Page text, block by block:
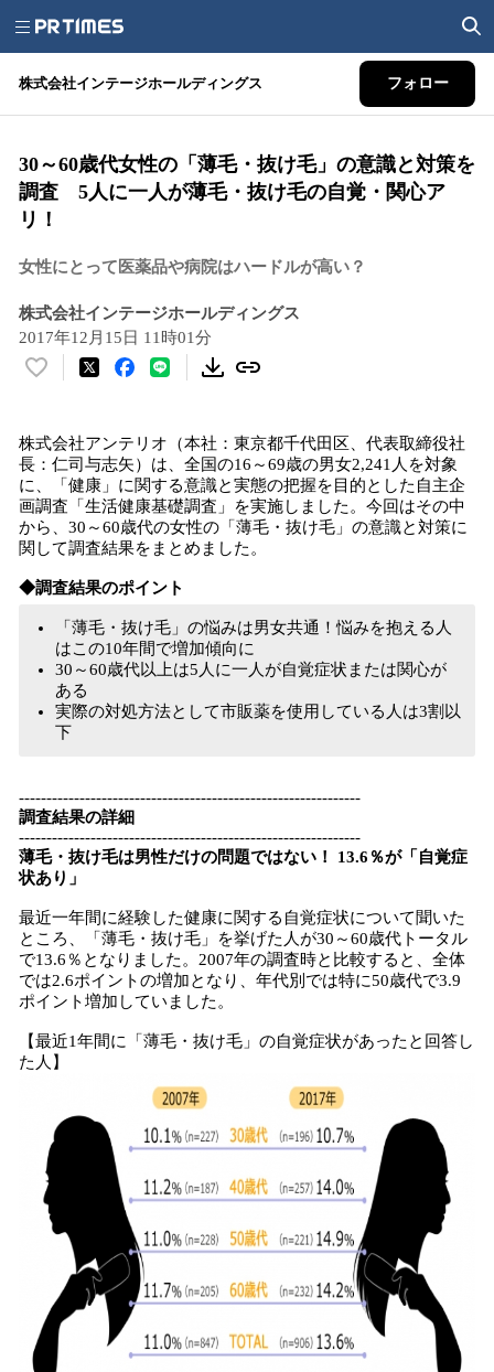
株式会社インテージホールディングス フォロー
30～60歳代女性の「薄毛・抜け毛」の意識と対策を
調査 5人に一人が薄毛・抜け毛の自覚・関心ア
リ！
女性にとって医薬品や病院はハードルが高い？
株式会社インテージホールディングス
2017年12月15日 11時01分
い
！
数
を
読
み
み
で
株式会社アンテリオ（本社：東京都千代田区、代表取締役社
長：仁司与志矢）は、全国の16～69歳の男女2,241人を対象
に、「健康」に関する意識と実態の把握を目的とした自主企
画調査「生活健康基礎調査」を実施しました。今回はその中
から、30～60歳代の女性の「薄毛・抜け毛」の意識と対策に
関して調査結果をまとめました。
◆調査結果のポイント
「薄毛・抜け毛」の悩みは男女共通！悩みを抱える人
はこの10年間で増加傾向に
30～60歳代以上は5人に一人が自覚症状または関心が
ある
実際の対処方法として市販薬を使用している人は3割以
下
--------------------------------------------------------------
調査結果の詳細
--------------------------------------------------------------
薄毛・抜け毛は男性だけの問題ではない！ 13.6％が「自覚症
状あり」
最近一年間に経験した健康に関する自覚症状について聞いた
ところ、「薄毛・抜け毛」を挙げた人が30～60歳代トータル
で13.6％となりました。2007年の調査時と比較すると、全体
では2.6ポイントの増加となり、年代別では特に50歳代で3.9
ポイント増加していました。
【最近1年間に「薄毛・抜け毛」の自覚症状があったと回答し
た人】